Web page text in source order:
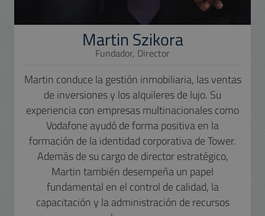
Martin Szikora
Fundador, Director
Martin conduce la gestión inmobiliaria, las ventas
de inversiones y los alquileres de lujo. Su
experiencia con empresas multinacionales como
Vodafone ayudó de forma positiva en la
formación de la identidad corporativa de Tower.
Además de su cargo de director estratégico,
Martin también desempeña un papel
fundamental en el control de calidad, la
capacitación y la administración de recursos